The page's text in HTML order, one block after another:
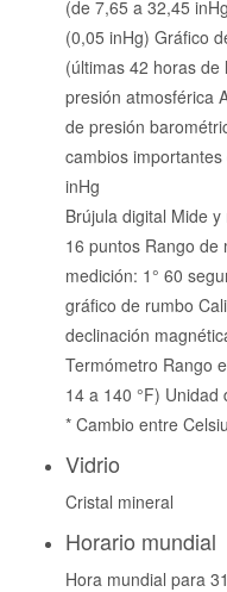
(de 7,65 a 32,45
(0,05 inHg) Gráfico
(últimas 42 horas
presión atmosférica
de presión
cambios
inHg
Brújula digital Mide
16 puntos Rango de
medición: 1° 60
gráfico de rumbo
declinación
Termómetro Rango
14 a 140 °F)
* Cambio entre
Vidrio
Cristal mineral
Horario mundial
Hora mundial para